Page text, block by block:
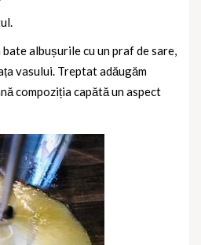
albușurile cu un praf de sare,
vasului. Treptat adăugăm
compoziția capătă un aspect